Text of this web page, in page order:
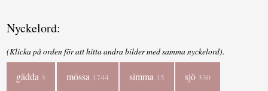
Nyckelord:
(Klicka på orden för att hitta andra bilder med samma nyckelord).
gädda 3 mössa 1744 simma 15 sjö 330